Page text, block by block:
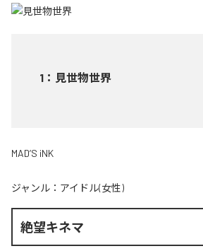
1 ： 見世物世界
MAD’S iNK
ジャンル： アイドル(女性)
絶望キネマ